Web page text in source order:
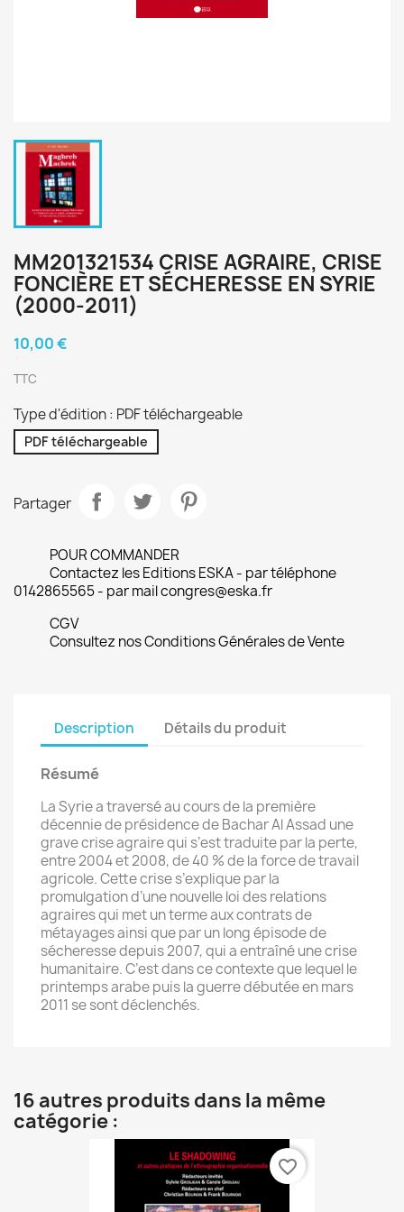
MM201321534 CRISE AGRAIRE, CRISE
FONCIÈRE ET SÉCHERESSE EN SYRIE
(2000-2011)
10,00 €
TTC
Type d'édition : PDF téléchargeable
PDF téléchargeable
Partager
POUR COMMANDER
Contactez les Editions ESKA - par téléphone
0142865565 - par mail congres@eska.fr
CGV
Consultez nos Conditions Générales de Vente
Description Détails du produit
Résumé
La Syrie a traversé au cours de la première
décennie de présidence de Bachar Al Assad une
grave crise agraire qui s’est traduite par la perte,
entre 2004 et 2008, de 40 % de la force de travail
agricole. Cette crise s’explique par la
promulgation d’une nouvelle loi des relations
agraires qui met un terme aux contrats de
métayages ainsi que par un long épisode de
sécheresse depuis 2007, qui a entraîné une crise
humanitaire. C’est dans ce contexte que lequel le
printemps arabe puis la guerre débutée en mars
2011 se sont déclenchés.
16 autres produits dans la même
catégorie :
favorite_border